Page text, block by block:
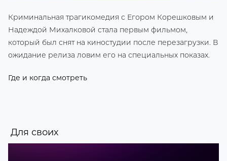
Криминальная трагикомедия с Егором Корешковым и
Надеждой Михалковой стала первым фильмом,
который был снят на киностудии после перезагрузки. В
ожидание релиза ловим его на специальных показах.
Где и когда смотреть
Для своих